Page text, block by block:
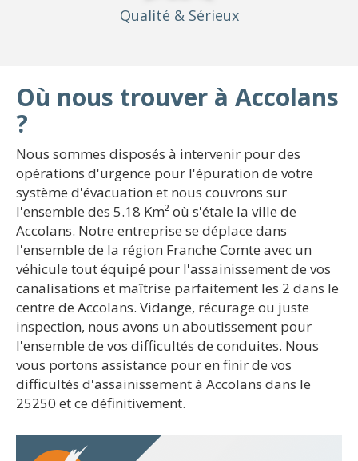
Qualité & Sérieux
Où nous trouver à Accolans
?
Nous sommes disposés à intervenir pour des
opérations d'urgence pour l'épuration de votre
système d'évacuation et nous couvrons sur
l'ensemble des 5.18 Km² où s'étale la ville de
Accolans. Notre entreprise se déplace dans
l'ensemble de la région Franche Comte avec un
véhicule tout équipé pour l'assainissement de vos
canalisations et maîtrise parfaitement les 2 dans le
centre de Accolans. Vidange, récurage ou juste
inspection, nous avons un aboutissement pour
l'ensemble de vos difficultés de conduites. Nous
vous portons assistance pour en finir de vos
difficultés d'assainissement à Accolans dans le
25250 et ce définitivement.